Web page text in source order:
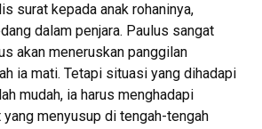
surat kepada anak rohaninya,
dalam penjara. Paulus sangat
akan meneruskan panggilan
ia mati. Tetapi situasi yang dihadapi
mudah, ia harus menghadapi
menyusup di tengah-tengah